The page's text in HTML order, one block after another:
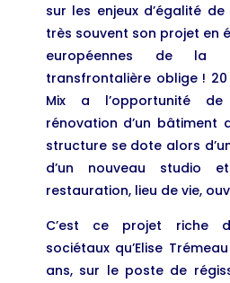
sur les enjeux d’égalité
très souvent son projet en
européennes de la
transfrontalière oblige !
Mix a l’opportunité
rénovation d’un bâtiment
structure se dote alors
d’un nouveau studio
restauration, lieu de vie,
C’est ce projet riche
sociétaux qu’Elise
ans, sur le poste de